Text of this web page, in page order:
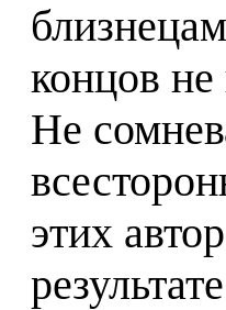
концов
Не
этих